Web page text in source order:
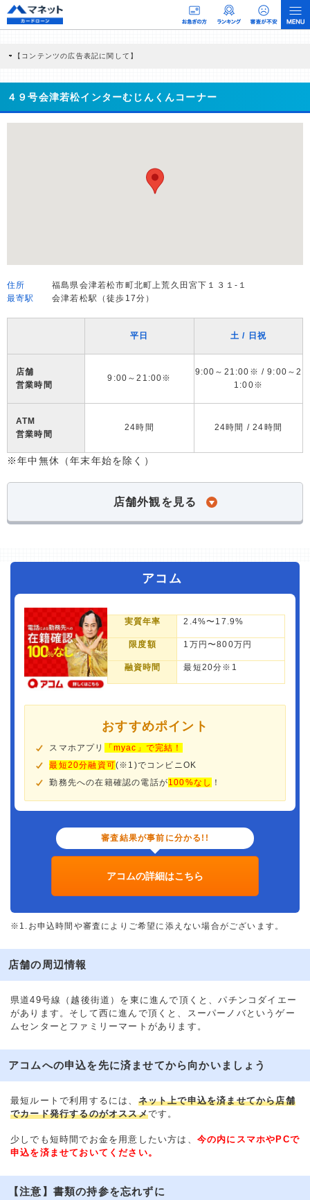
【コンテンツの広告表記に関して】
商品を根拠なくPRするものではなく、当編集部の調査／ユーザーへの口コミ収集な
どに基づき、公平性を担保した情報提供を行っています。
>提携企業一覧
４９号会津若松インターむじんくんコーナー
住所
福島県会津若松市町北町上荒久田宮下１３１-１
最寄駅
会津若松駅（徒歩17分）
平日 土 / 日祝
店舗
営業時間
9:00～21:00※
9:00～21:00※ / 9:00～2
1:00※
ATM
営業時間
24時間 24時間 / 24時間
※年中無休（年末年始を除く）
店舗外観を見る
アコム
実質年率 2.4%〜17.9%
限度額 1万円〜800万円
融資時間 最短20分※1
おすすめポイント
スマホアプリ
「myac」で完結！
最短20分融資可(※1)でコンビニOK
勤務先への在籍確認の電話が100%なし ！
審査結果が事前に分かる!!
アコムの詳細はこちら
※1.お申込時間や審査によりご希望に添えない場合がございます。
店舗の周辺情報
県道49号線（越後街道）を東に進んで頂くと、パチンコダイエー
があります。そして西に進んで頂くと、スーパーノバというゲー
ムセンターとファミリーマートがあります。
アコムへの申込を先に済ませてから向かいましょう
最短ルートで利用するには、 ネット上で申込を済ませてから店舗
でカード発行するのがオススメです。
少しでも短時間でお金を用意したい方は、 今の内にスマホやPCで
申込を済ませておいてください。
【注意】書類の持参を忘れずに